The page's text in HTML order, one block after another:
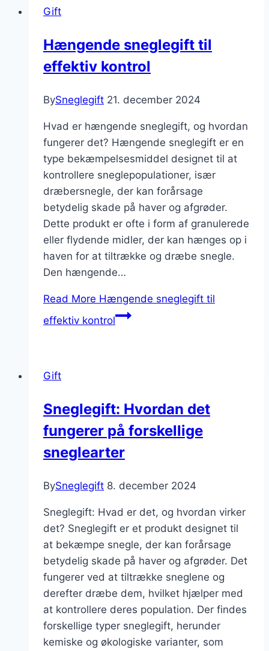
Gift
Hængende sneglegift til
effektiv kontrol
BySneglegift 21. december 2024
Hvad er hængende sneglegift, og hvordan
fungerer det? Hængende sneglegift er en
type bekæmpelsesmiddel designet til at
kontrollere sneglepopulationer, især
dræbersnegle, der kan forårsage
betydelig skade på haver og afgrøder.
Dette produkt er ofte i form af granulerede
eller flydende midler, der kan hænges op i
haven for at tiltrække og dræbe snegle.
Den hængende…
Read More Hængende sneglegift til
effektiv kontrol
Gift
Sneglegift: Hvordan det
fungerer på forskellige
sneglearter
BySneglegift 8. december 2024
Sneglegift: Hvad er det, og hvordan virker
det? Sneglegift er et produkt designet til
at bekæmpe snegle, der kan forårsage
betydelig skade på haver og afgrøder. Det
fungerer ved at tiltrække sneglene og
derefter dræbe dem, hvilket hjælper med
at kontrollere deres population. Der findes
forskellige typer sneglegift, herunder
kemiske og økologiske varianter, som